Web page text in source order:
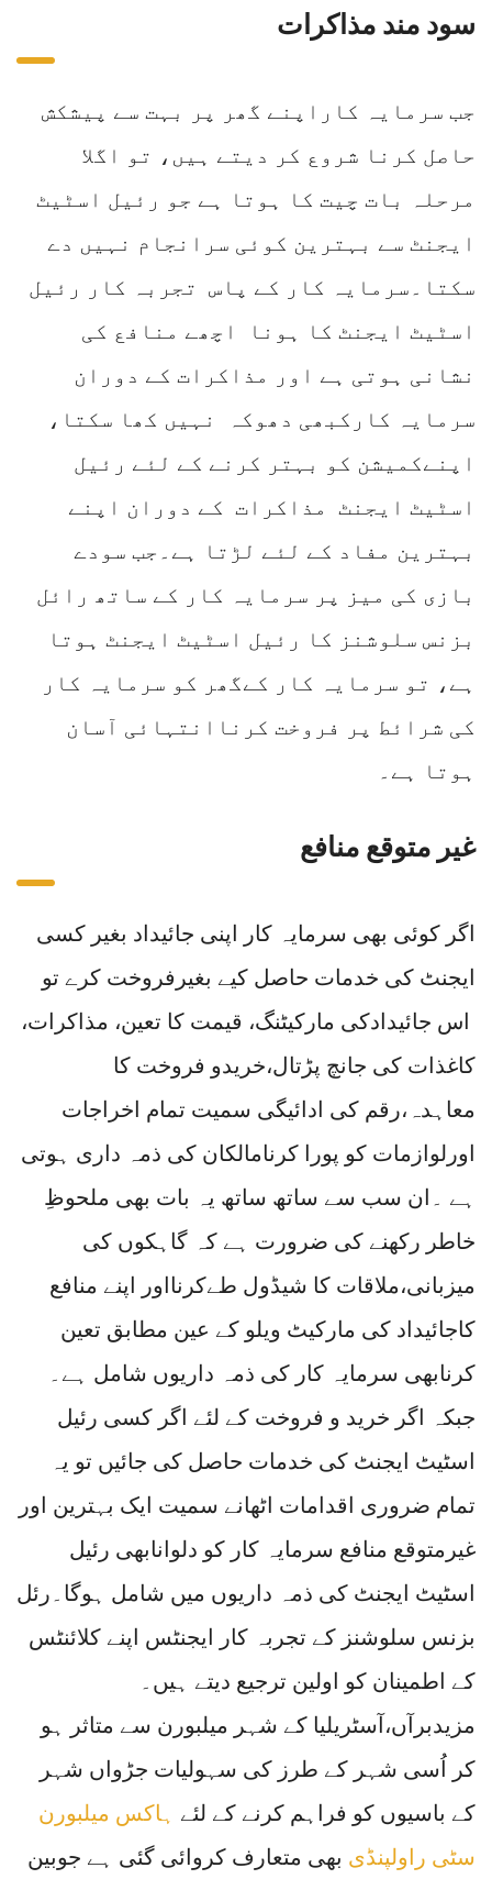
سود مند مذاکرات
جب سرمایہ کاراپنے گھر پر بہت سے پیشکش
حاصل کرنا شروع کر دیتے ہیں، تو اگلا
مرحلہ بات چیت کا ہوتا ہے جو رئیل اسٹیٹ
ایجنٹ سے بہترین کوئی سرانجام نہیں دے
سکتا۔سرمایہ کار کے پاس تجربہ کار رئیل
اسٹیٹ ایجنٹ کا ہونا اچھے منافع کی
نشانی ہوتی ہے اور مذاکرات کے دوران
سرمایہ کارکبھی دھوکہ نہیں کھا سکتا،
اپنےکمیشن کو بہتر کرنے کے لئے رئیل
اسٹیٹ ایجنٹ مذاکرات کے دوران اپنے
بہترین مفاد کے لئے لڑتا ہے۔جب سودے
بازی کی میز پر سرمایہ کار کے ساتھ رائل
بزنس سلوشنز کا رئیل اسٹیٹ ایجنٹ ہوتا
ہے، تو سرمایہ کار کےگھر کو سرمایہ کار
کی شرائط پر فروخت کرناانتہائی آسان
ہوتا ہے۔
غیر متوقع منافع
اگر کوئی بھی سرمایہ کار اپنی جائیداد بغیر کسی
ایجنٹ کی خدمات حاصل کیے بغیرفروخت کرے تو
اس جائیدادکی مارکیٹنگ، قیمت کا تعین، مذاکرات،
کاغذات کی جانچ پڑتال،خریدو فروخت کا
معاہدہ،رقم کی ادائیگی سمیت تمام اخراجات
اورلوازمات کو پورا کرنامالکان کی ذمہ داری ہوتی
ہے ۔ان سب سے ساتھ ساتھ یہ بات بھی ملحوظِ
خاطر رکھنے کی ضرورت ہے کہ گاہکوں کی
میزبانی،ملاقات کا شیڈول طےکرنااور اپنے منافع
کاجائیداد کی مارکیٹ ویلو کے عین مطابق تعین
کرنابھی سرمایہ کار کی ذمہ داریوں شامل ہے۔
جبکہ اگر خرید و فروخت کے لئے اگر کسی رئیل
اسٹیٹ ایجنٹ کی خدمات حاصل کی جائیں تو یہ
تمام ضروری اقدامات اٹھانے سمیت ایک بہترین اور
غیرمتوقع منافع سرمایہ کار کو دلوانابھی رئیل
اسٹیٹ ایجنٹ کی ذمہ داریوں میں شامل ہوگا۔رئل
بزنس سلوشنز کے تجربہ کار ایجنٹس اپنے کلائنٹس
کے اطمینان کو اولین ترجیع دیتے ہیں۔
مزیدبرآں،آسٹریلیا کے شہر میلبورن سے متاثر ہو
کر اُسی شہر کے طرز کی سہولیات جڑواں شہر
کے باسیوں کو فراہم کرنے کے لئے ہاکس میلبورن
سٹی راولپنڈی بھی متعارف کروائی گئی ہے جوبین